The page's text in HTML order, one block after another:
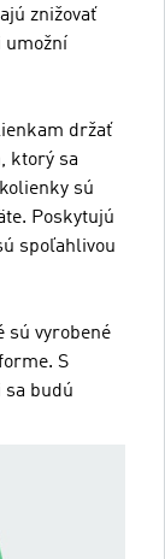
znižovať
umožní
držať
ktorý sa
sú
Poskytujú
spoľahlivou
sú vyrobené
S
sa budú